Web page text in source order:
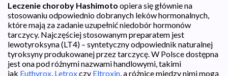
Leczenie choroby Hashimoto opiera się głównie na
stosowaniu odpowiednio dobranych leków hormonalnych,
które mają za zadanie uzupełnić niedobór hormonów
tarczycy. Najczęściej stosowanym preparatem jest
lewotyroksyna (LT4) – syntetyczny odpowiednik naturalnej
tyroksyny produkowanej przez tarczycę. W Polsce dostępna
jest ona pod różnymi nazwami handlowymi, takimi
jak Euthyrox, Letroxczy Eltroxin, a różnice między nimi mogą